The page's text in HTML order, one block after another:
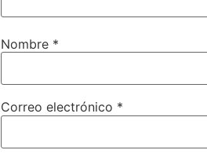
Nombre *
Correo electrónico *